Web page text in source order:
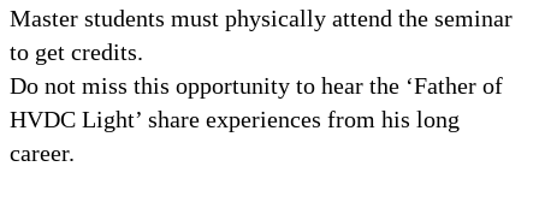
Master students must physically attend the seminar
to get credits.
Do not miss this opportunity to hear the ‘Father of
HVDC Light’ share experiences from his long
career.